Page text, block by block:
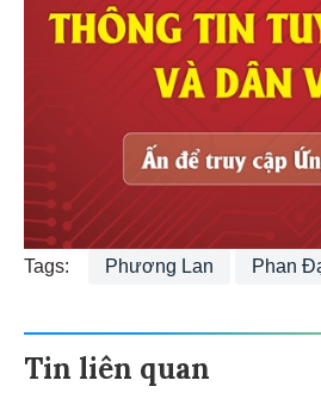
Tags: Phương Lan Phan
Tin liên quan